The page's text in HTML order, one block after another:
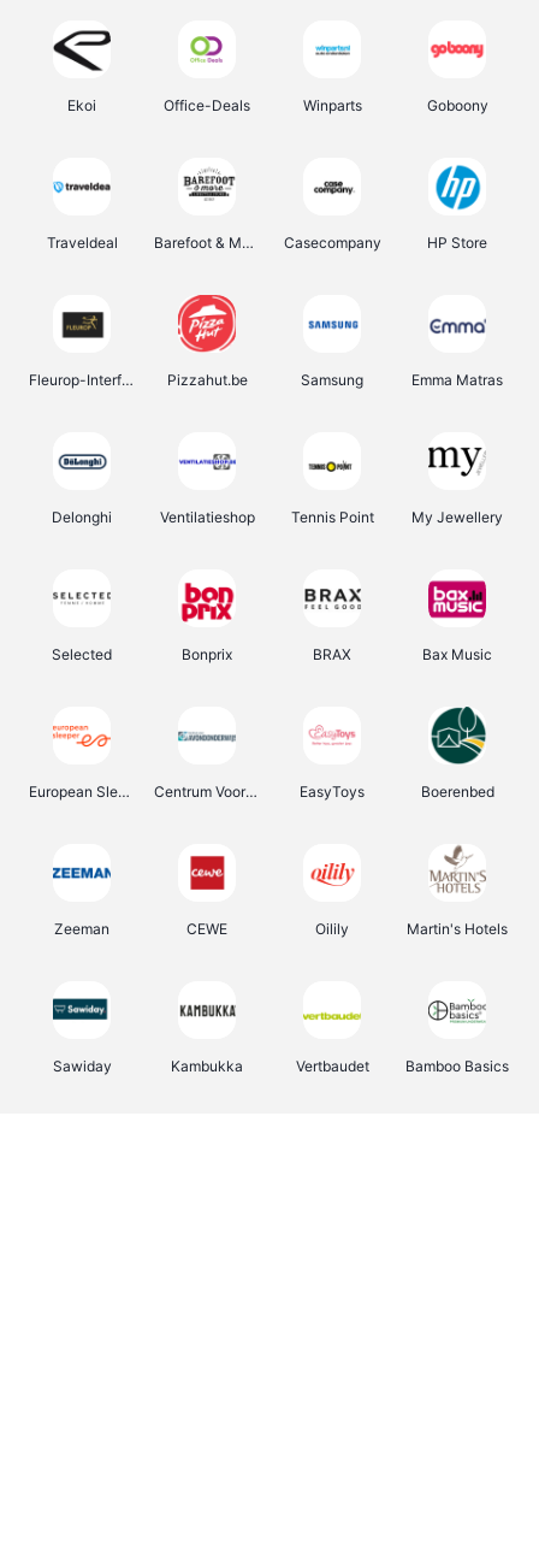
Ekoi Office-Deals Winparts Goboony
Traveldeal Barefoot & More Casecompany HP Store
Fleurop-Interflora Pizzahut.be Samsung Emma Matras
Delonghi Ventilatieshop Tennis Point My Jewellery
Selected Bonprix BRAX Bax Music
European Sleeper Centrum Voor Avondonderwijs EasyToys Boerenbed
Zeeman CEWE Oilily Martin's Hotels
Sawiday Kambukka Vertbaudet Bamboo Basics